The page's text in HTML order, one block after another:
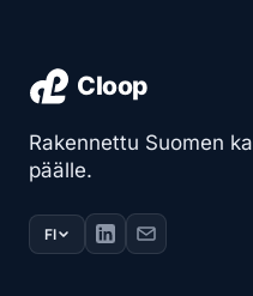
Rakennettu Suomen
päälle.
FI